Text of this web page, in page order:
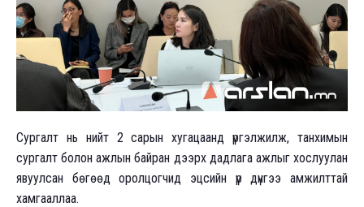
Сургалт нь нийт 2 сарын хугацаанд үргэлжилж, танхимын
сургалт болон ажлын байран дээрх дадлага ажлыг хослуулан
явуулсан бөгөөд оролцогчид эцсийн үр дүнгээ амжилттай
хамгааллаа.